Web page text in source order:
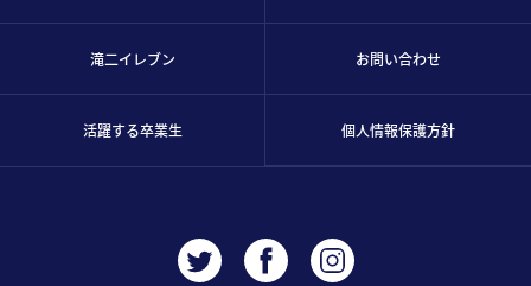
滝二イレブン
活躍する卒業生
お問い合わせ
個人情報保護方針